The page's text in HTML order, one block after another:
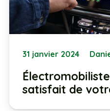
31 janvier 2024
satisfait de